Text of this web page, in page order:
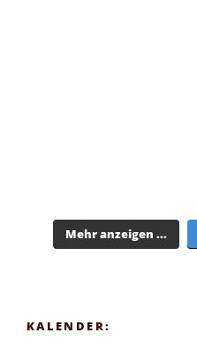
Mehr anzeigen ...
KALENDER: